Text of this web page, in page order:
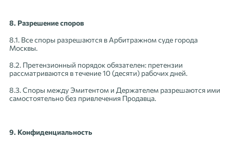
8. Разрешение споров
8.1. Все споры разрешаются в Арбитражном суде города
Москвы.
8.2. Претензионный порядок обязателен: претензии
рассматриваются в течение 10 (десяти) рабочих дней.
8.3. Споры между Эмитентом и Держателем разрешаются ими
самостоятельно без привлечения Продавца.
9. Конфиденциальность